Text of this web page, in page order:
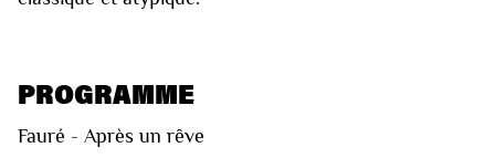
PROGRAMME
Fauré - Après un rêve